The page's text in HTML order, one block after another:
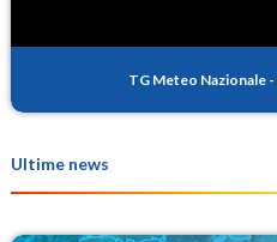
TG Meteo Nazionale -
Ultime news